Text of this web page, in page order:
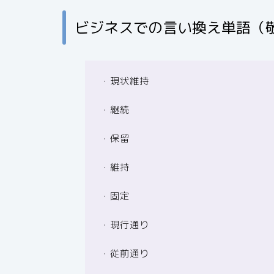
ビジネスでの言い換え単語（
・現状維持
・継続
・保留
・維持
・固定
・現行通り
・従前通り